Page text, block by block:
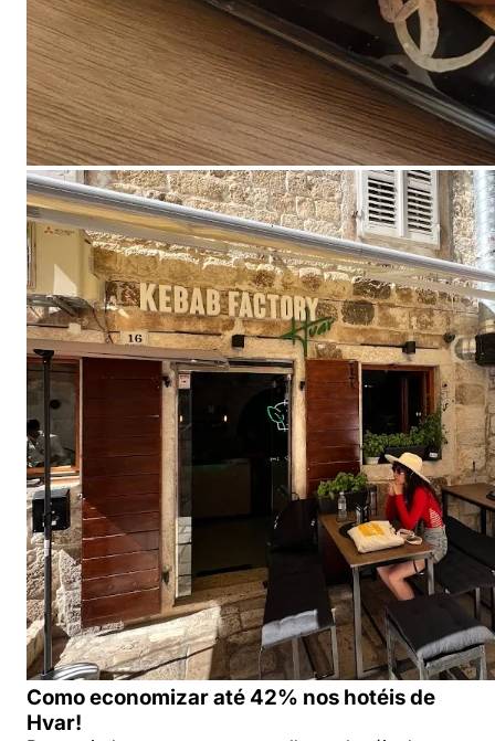
Como economizar até 42% nos hotéis de
Hvar!